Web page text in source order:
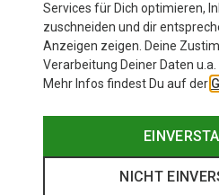
Andere Kunden kauften
Services für Dich optimieren,
zuschneiden und dir
Anzeigen zeigen. Deine
Verarbeitung Deiner Daten u.a.
Mehr Infos findest Du auf der
NICHT